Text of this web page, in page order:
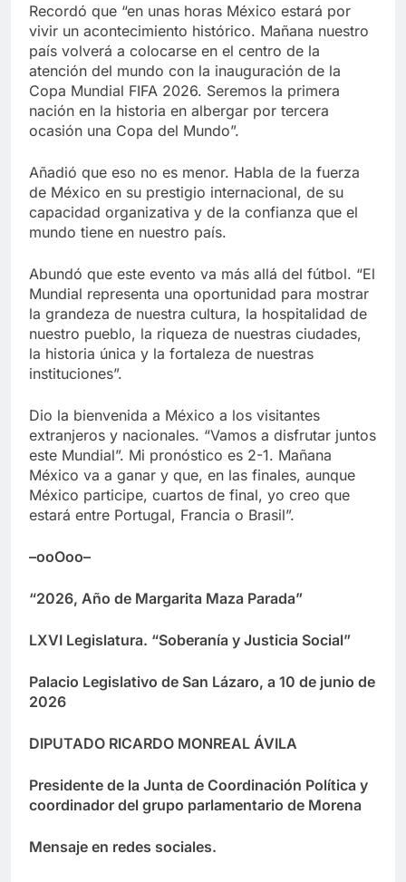
Recordó que “en unas horas México estará por
vivir un acontecimiento histórico. Mañana nuestro
país volverá a colocarse en el centro de la
atención del mundo con la inauguración de la
Copa Mundial FIFA 2026. Seremos la primera
nación en la historia en albergar por tercera
ocasión una Copa del Mundo”.
Añadió que eso no es menor. Habla de la fuerza
de México en su prestigio internacional, de su
capacidad organizativa y de la confianza que el
mundo tiene en nuestro país.
Abundó que este evento va más allá del fútbol. “El
Mundial representa una oportunidad para mostrar
la grandeza de nuestra cultura, la hospitalidad de
nuestro pueblo, la riqueza de nuestras ciudades,
la historia única y la fortaleza de nuestras
instituciones”.
Dio la bienvenida a México a los visitantes
extranjeros y nacionales. “Vamos a disfrutar juntos
este Mundial”. Mi pronóstico es 2-1. Mañana
México va a ganar y que, en las finales, aunque
México participe, cuartos de final, yo creo que
estará entre Portugal, Francia o Brasil”.
–ooOoo–
“2026, Año de Margarita Maza Parada”
LXVI Legislatura. “Soberanía y Justicia Social”
Palacio Legislativo de San Lázaro, a 10 de junio de
2026
DIPUTADO RICARDO MONREAL ÁVILA
Presidente de la Junta de Coordinación Política y
coordinador del grupo parlamentario de Morena
Mensaje en redes sociales.